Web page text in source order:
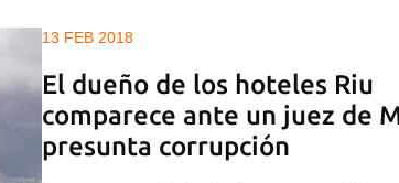
13 FEB 2018
El dueño de los hoteles Riu
comparece ante un juez de
presunta corrupción